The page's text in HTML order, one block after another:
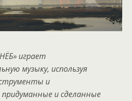
играет
музыку, используя
и
и сделанные